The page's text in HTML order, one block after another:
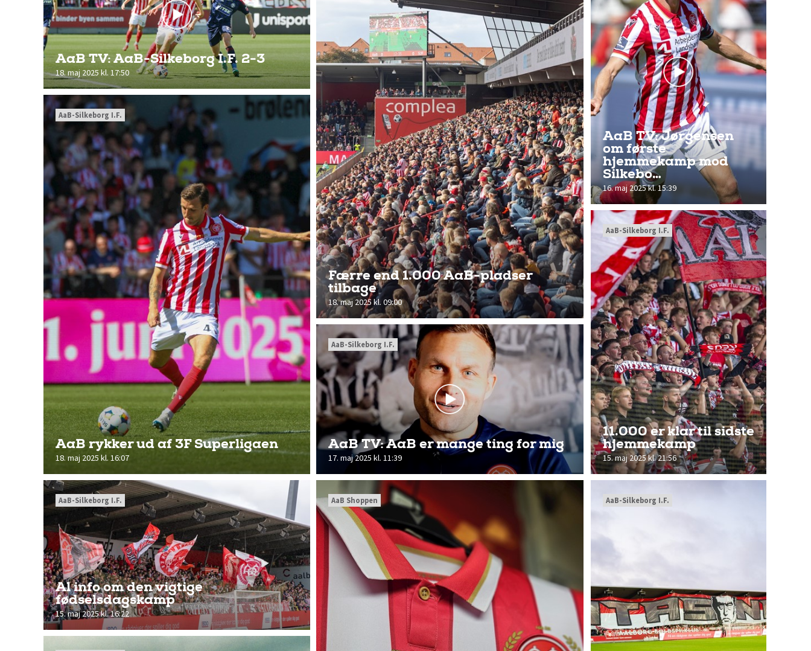
AaB TV: AaB-Silkeborg I.F. 2-3
18. maj 2025 kl. 17:50
AaB rykker ud af 3F Superligaen
18. maj 2025 kl. 16:07
AaB-Silkeborg I.F.
Færre end 1.000 AaB-pladser
tilbage
18. maj 2025 kl. 09:00
AaB TV: AaB er mange ting for mig
17. maj 2025 kl. 11:39
AaB-Silkeborg I.F.
AaB TV: Jørgensen
om første
hjemmekamp mod
Silkebo…
16. maj 2025 kl. 15:39
11.000 er klar til sidste
hjemmekamp
15. maj 2025 kl. 21:56
AaB-Silkeborg I.F.
Al info om den vigtige
fødselsdagskamp
15. maj 2025 kl. 16:22
AaB-Silkeborg I.F. AaB Shoppen AaB-Silkeborg I.F.